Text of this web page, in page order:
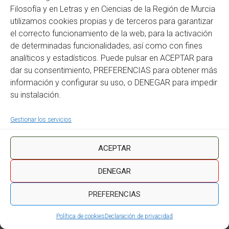
Filosofía y en Letras y en Ciencias de la Región de Murcia
utilizamos cookies propias y de terceros para garantizar
el correcto funcionamiento de la web, para la activación
de determinadas funcionalidades, así como con fines
analíticos y estadísticos. Puede pulsar en ACEPTAR para
dar su consentimiento, PREFERENCIAS para obtener más
información y configurar su uso, o DENEGAR para impedir
su instalación.
Gestionar los servicios
ACEPTAR
DENEGAR
PREFERENCIAS
Política de cookiesDeclaración de privacidad